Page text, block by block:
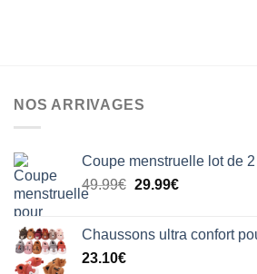
NOS ARRIVAGES
Coupe menstruelle lot de
49.99€ Le
était :
29.99€Le
est :
Chaussons ultra confort
23.10€